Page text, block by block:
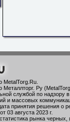
MetalTorg.Ru
Металлторг. Ру
службой по надзору
и массовых
принятия решения о
03 августа 2023 г.
рынка черных,